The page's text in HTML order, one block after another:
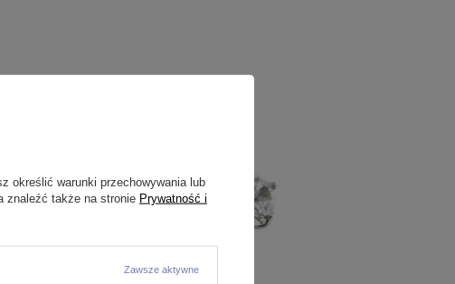
określić warunki przechowywania lub
znaleźć także na stronie Prywatność i
Zawsze aktywne